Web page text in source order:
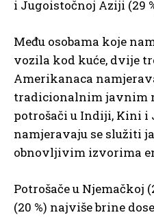
i Jugoistočnoj Aziji (29
Među osobama koje
vozila kod kuće, dvije
Amerikanaca
tradicionalnim javnim
potrošači u Indiji, Kini i
namjeravaju se služiti
obnovljivim izvorima
Potrošače u Njemačkoj
(20 %) najviše brine